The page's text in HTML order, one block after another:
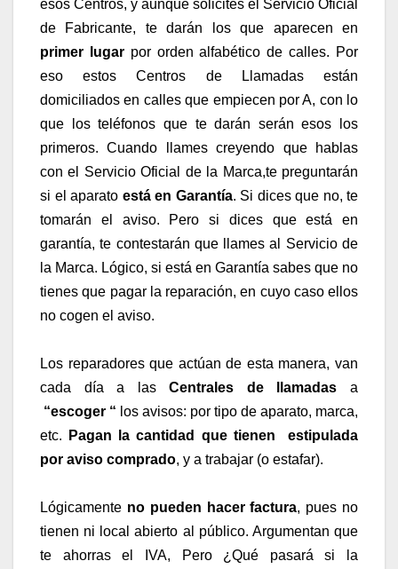
esos Centros, y aunque solicites el Servicio Oficial
de Fabricante, te darán los que aparecen en
primer lugarpor orden alfabético de calles. Por
eso estos Centros de Llamadas están
domiciliados en calles que empiecen por A, con lo
que los teléfonos que te darán serán esos los
primeros. Cuando llames creyendo que hablas
con el Servicio Oficial de la Marca,te preguntarán
si el aparato está en Garantía. Si dices que no, te
tomarán el aviso. Pero si dices queestá en
garantía, te contestarán que llames al Servicio de
la Marca. Lógico, si está en Garantía sabes que no
tienes que pagar la reparación, en cuyo caso ellos
no cogen el aviso.
Los reparadores que actúan de esta manera, van
cada día a lasCentrales de llamadas a
“escoger “ los avisos: por tipo de aparato, marca,
etc.
Pagan la cantidad que tienen estipulada
por aviso comprado, y a trabajar (o estafar).
Lógicamente no pueden hacer factura, pues no
tienen ni local abierto al público. Argumentan que
te ahorras el IVA, Pero ¿Qué pasará si la